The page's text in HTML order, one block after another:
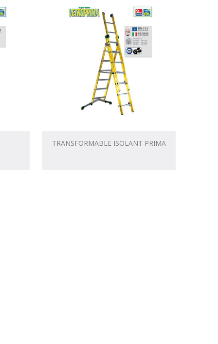
TRANSFORMABLE ISOLANT PRIMA